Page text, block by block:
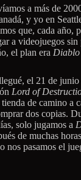
a más de
y yo en
que, cada año,
a videojuegos sin
el plan era
el 21 de junio
Lord of
de camino a
dos copias.
solo jugamos a
de muchas
nos pasamos el